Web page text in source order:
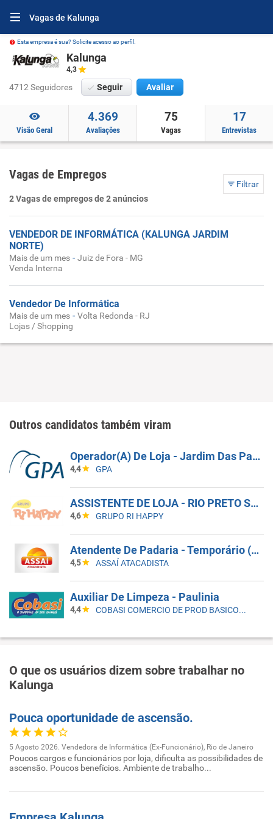
Vagas de Kalunga
Esta empresa é sua? Solicite acesso ao perfil.
Kalunga
4,3
4712 Seguidores Seguir Avaliar
Visão Geral
4.369
Avaliações
75
Vagas
17
Entrevistas
Vagas de Empregos
Filtrar
2 Vagas de empregos de 2 anúncios
VENDEDOR DE INFORMÁTICA (KALUNGA JARDIM
NORTE)
Mais de um mes -Juiz de Fora - MG
Venda Interna
Vendedor De Informática
Mais de um mes -Volta Redonda - RJ
Lojas / Shopping
Outros candidatos também viram
Operador(A) De Loja - Jardim Das Palmeiras - Campinas SP
4,4 GPA
ASSISTENTE DE LOJA - RIO PRETO SHOPPING - EFETIVO
4,6 GRUPO RI HAPPY
Atendente De Padaria - Temporário (Alto Da XV)
4,5 ASSAÍ ATACADISTA
Auxiliar De Limpeza - Paulinia
4,4 COBASI COMERCIO DE PROD BASICOS E INDUSTRIALIZADOS LTDA
O que os usuários dizem sobre trabalhar no
Kalunga
Pouca oportunidade de ascensão.
5 Agosto 2026. Vendedora de Informática (Ex-Funcionário), Rio de Janeiro
Poucos cargos e funcionários por loja, dificulta as possibilidades de
ascensão. Poucos benefícios. Ambiente de trabalho...